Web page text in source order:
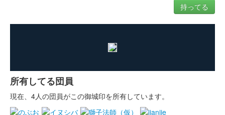
持ってる
所有してる団員
現在、4人の団員がこの御城印を所有しています。